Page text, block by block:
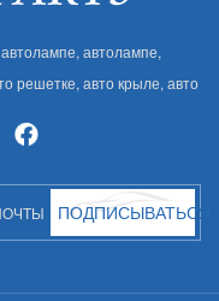
автолампе,
решетке, авто крыле, авто
Benz, BMW
ПОДПИСЫВАТЬСЯ